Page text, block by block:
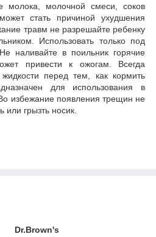
молока, молочной смеси, соков
стать причиной ухудшения
травм не разрешайте ребенку
Использовать только под
наливайте в поильник горячие
привести к ожогам. Всегда
перед тем, как кормить
для использования в
избежание появления трещин не
или грызть носик.
Dr.Brown's